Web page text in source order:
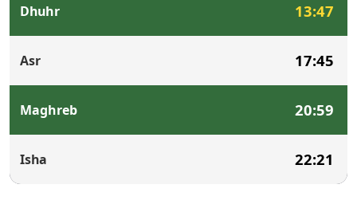
Dhuhr 13:47
Asr 17:45
Maghreb 20:59
Isha 22:21